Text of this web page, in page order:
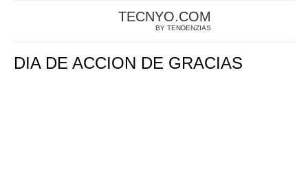
TECNYO.COM
BY TENDENZIAS
DIA DE ACCION DE GRACIAS